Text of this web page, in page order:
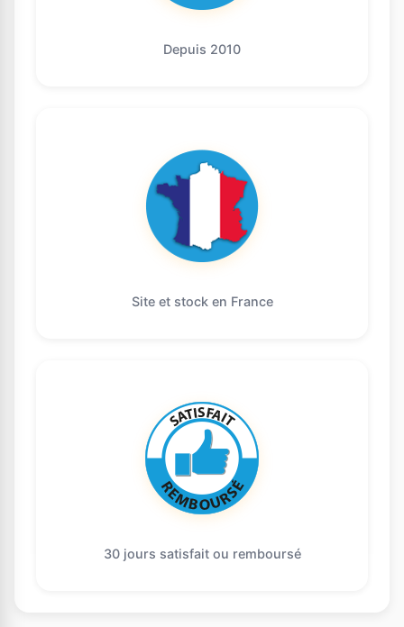
Depuis 2010
Site et stock en France
30 jours satisfait ou remboursé